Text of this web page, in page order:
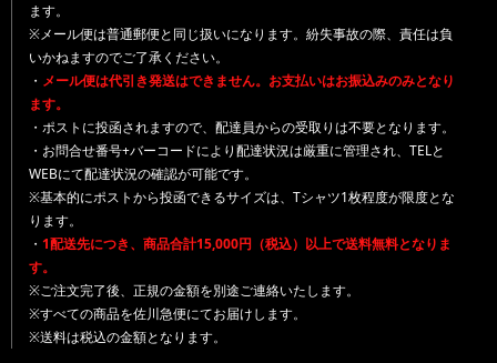
ます。
※メール便は普通郵便と同じ扱いになります。紛失事故の際、責任は負
いかねますのでご了承ください。
・ メール便は代引き発送はできません。お支払いはお振込みのみとなり
ます。
・ポストに投函されますので、配達員からの受取りは不要となります。
・お問合せ番号+バーコードにより配達状況は厳重に管理され、TELと
WEBにて配達状況の確認が可能です。
※基本的にポストから投函できるサイズは、Tシャツ1枚程度が限度とな
ります。
・ 1配送先につき、商品合計15,000円（税込）以上で送料無料となりま
す。
※ご注文完了後、正規の金額を別途ご連絡いたします。
※すべての商品を佐川急便にてお届けします。
※送料は税込の金額となります。